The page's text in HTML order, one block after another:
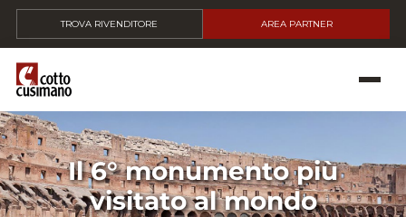
TROVA RIVENDITORE AREA PARTNER
Il 6° monumento più
visitato al mondo